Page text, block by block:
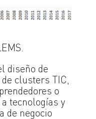
diseño de
clusters TIC,
o
tecnologías y
de negocio